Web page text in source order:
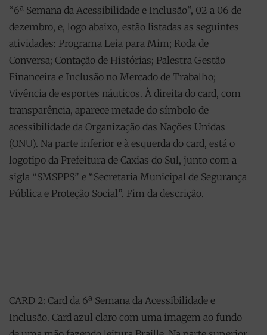
“6ª Semana da Acessibilidade e Inclusão”, 02 a 06 de
dezembro, e, logo abaixo, estão listadas as seguintes
atividades: Programa Leia para Mim; Roda de
Conversa; Contação de Histórias; Palestra Gestão
Financeira e Inclusão no Mercado de Trabalho;
Vivência de esportes náuticos. À direita do card, com
transparência, aparece metade do símbolo de
acessibilidade da Organização das Nações Unidas
(ONU). Na parte inferior e à esquerda do card, está o
logotipo da Prefeitura de Caxias do Sul, junto com a
sigla “SMSPPS” e “Secretaria Municipal de Segurança
Pública e Proteção Social”. Fim da descrição.
CARD 2: Card da 6ª Semana da Acessibilidade e
Inclusão. Card azul claro com uma imagem ao fundo